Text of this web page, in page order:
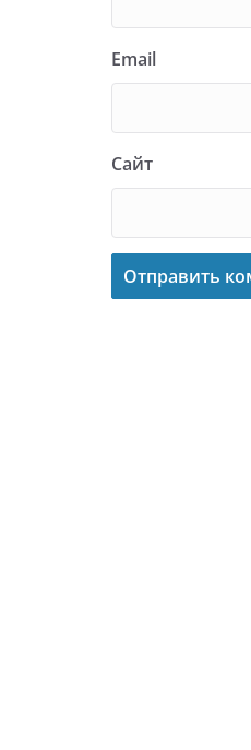
Email
Сайт